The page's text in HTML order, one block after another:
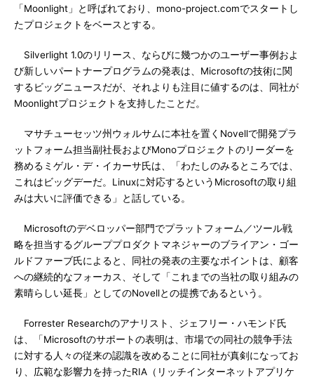
「Moonlight」と呼ばれており、mono-project.comでスタートし
たプロジェクトをベースとする。
Silverlight 1.0のリリース、ならびに幾つかのユーザー事例およ
び新しいパートナープログラムの発表は、Microsoftの技術に関
するビッグニュースだが、それよりも注目に値するのは、同社が
Moonlightプロジェクトを支持したことだ。
マサチューセッツ州ウォルサムに本社を置くNovellで開発プラ
ットフォーム担当副社長およびMonoプロジェクトのリーダーを
務めるミゲル・デ・イカーサ氏は、「わたしのみるところでは、
これはビッグデーだ。Linuxに対応するというMicrosoftの取り組
みは大いに評価できる」と話している。
Microsoftのデベロッパー部門でプラットフォーム／ツール戦
略を担当するグループプロダクトマネジャーのブライアン・ゴー
ルドファーブ氏によると、同社の発表の主要なポイントは、顧客
への継続的なフォーカス、そして「これまでの当社の取り組みの
素晴らしい延長」としてのNovellとの提携であるという。
Forrester Researchのアナリスト、ジェフリー・ハモンド氏
は、「Microsoftのサポートの表明は、市場での同社の競争手法
に対する人々の従来の認識を改めることに同社が真剣になってお
り、広範な影響力を持ったRIA（リッチインターネットアプリケ